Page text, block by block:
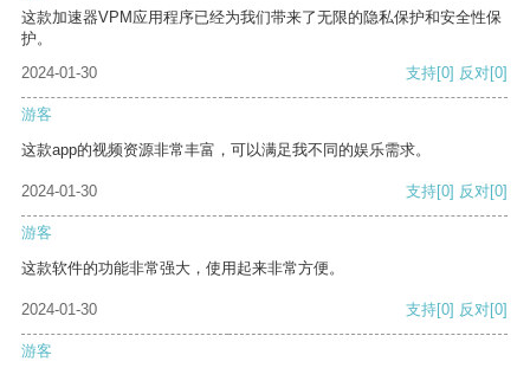
这款加速器VPM应用程序已经为我们带来了无限的隐私保护和安全性保
护。
2024-01-30
支持[0] 反对[0]
游客
这款app的视频资源非常丰富，可以满足我不同的娱乐需求。
2024-01-30 支持[0] 反对[0]
游客
这款软件的功能非常强大，使用起来非常方便。
2024-01-30 支持[0] 反对[0]
游客